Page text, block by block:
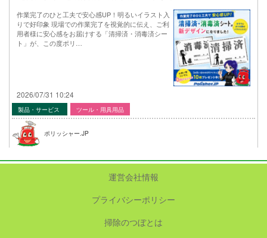
作業完了のひと工夫で安心感UP！明るいイラスト入
りで好印象 現場での作業完了を視覚的に伝え、ご利
用者様に安心感をお届けする「清掃済・消毒済シー
ト」が、この度ポリ…
2026/07/31 10:24
製品・サービス ツール・用具用品
ポリッシャー.JP
運営会社情報
プライバシーポリシー
掃除のつぼとは